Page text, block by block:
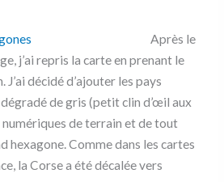
Après le
j’ai repris la carte en prenant le
décidé d’ajouter les pays
de gris (petit clin d’œil aux
de terrain et de tout
hexagone. Comme dans les cartes
la Corse a été décalée vers